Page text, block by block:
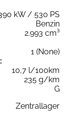
kW / 530 PS
Benzin
2.993 cm³
1 (None)
10,7 l/100km
235 g/km
G
Zentrallager